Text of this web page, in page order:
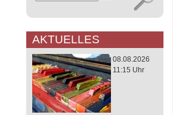
AKTUELLES
08.08.2026
11:15 Uhr